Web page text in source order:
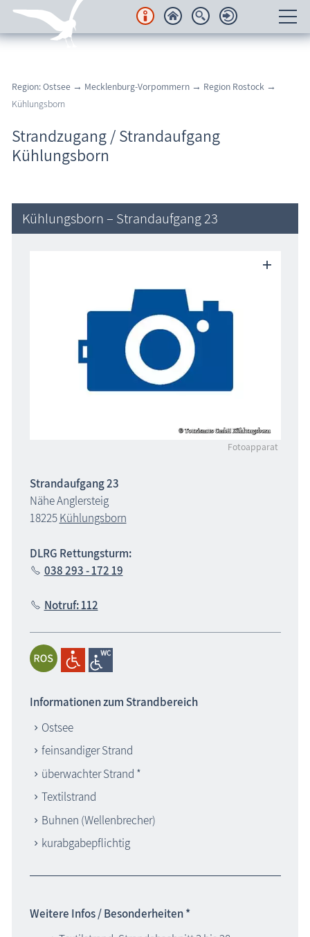
Regionales
Urlaubsorte
Karten
Wissenswertes
Region: Ostsee → Mecklenburg-Vorpommern → Region Rostock →
Kühlungsborn
Strandzugang / Strandaufgang
Kühlungsborn
Kühlungsborn – Strandaufgang 23
Fotoapparat
Strandaufgang 23
Nähe Anglersteig
18225Kühlungsborn
DLRG Rettungsturm:
038 293 - 172 19
Notruf: 112
Informationen zum Strandbereich
Ostsee
feinsandiger Strand
überwachter Strand *
Textilstrand
Buhnen (Wellenbrecher)
kurabgabepflichtig
Weitere Infos / Besonderheiten *